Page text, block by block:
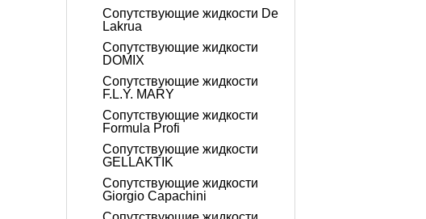
Сопутствующие жидкости De
Lakrua
Сопутствующие жидкости
DOMIX
Сопутствующие жидкости
F.L.Y. MARY
Сопутствующие жидкости
Formula Profi
Сопутствующие жидкости
GELLAKTIK
Сопутствующие жидкости
Giorgio Capachini